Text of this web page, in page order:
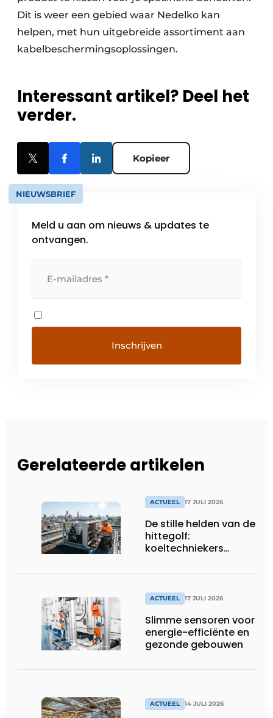
Dit is weer een gebied waar Nedelko kan
helpen, met hun uitgebreide assortiment aan
kabelbeschermingsoplossingen.
Interessant artikel? Deel het
verder.
Kopieer
NIEUWSBRIEF
Meld u aan om nieuws & updates te
ontvangen.
Gerelateerde artikelen
ACTUEEL 17 JULI 2026
De stille helden van de
hittegolf:
koeltechniekers
productiebedrijven
draaiende
ACTUEEL 17 JULI 2026
Slimme sensoren voor
energie-efficiënte en
gezonde gebouwen
ACTUEEL 14 JULI 2026